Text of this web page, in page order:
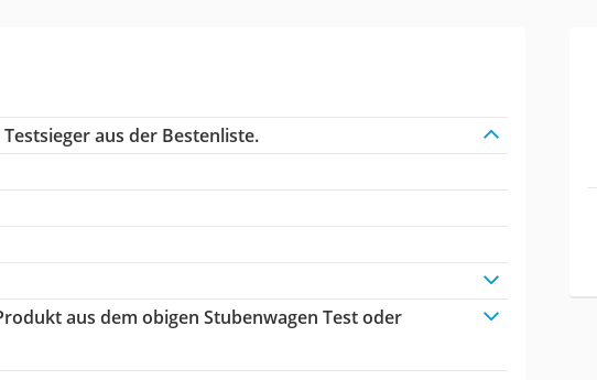
aus der Bestenliste.
aus dem obigen Stubenwagen Test oder